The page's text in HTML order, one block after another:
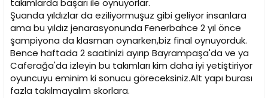
takımlarda başarı ile oynuyorlar.
Şuanda yıldızlar da eziliyormuşuz gibi geliyor insanlara
ama bu yıldız jenarasyonunda Fenerbahce 2 yıl önce
şampiyona da klasman oynarken,biz final oynuyorduk.
Bence haftada 2 saatinizi ayırıp Bayrampaşa'da ve ya
Caferağa'da izleyin bu takımları kim daha iyi yetiştiriyor
oyuncuyu eminim ki sonucu göreceksiniz.Alt yapı burası
fazla takılmayalım skorlara.